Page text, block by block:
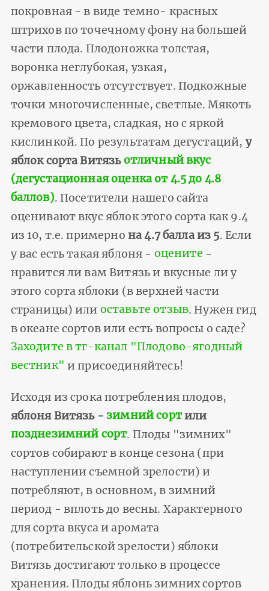
покровная - в виде темно- красных
штрихов по точечному фону на большей
части плода. Плодоножка толстая,
воронка неглубокая, узкая,
оржавленность отсутствует. Подкожные
точки многочисленные, светлые. Мякоть
кремового цвета, сладкая, но с яркой
кислинкой. По результатам дегустаций, у
яблок сорта Витязьотличный вкус
(дегустационная оценка от 4.5 до 4.8
баллов). Посетители нашего сайта
оценивают вкус яблок этого сорта как 9.4
из 10, т.е. примерно на 4.7 балла из 5. Если
у вас есть такая яблоня - оцените -
нравится ли вам Витязь и вкусные ли у
этого сорта яблоки (в верхней части
страницы) или оставьте отзыв. Нужен гид
в океане сортов или есть вопросы о саде?
Заходите в тг-канал "Плодово-ягодный
вестник" и присоединяйтесь!
Исходя из срока потребления плодов,
яблоня Витязь - зимний сортили
позднезимний сорт. Плоды "зимних"
сортов собирают в конце сезона (при
наступлении съемной зрелости) и
потребляют, в основном, в зимний
период - вплоть до весны. Характерного
для сорта вкуса и аромата
(потребительской зрелости) яблоки
Витязь достигают только в процессе
хранения. Плоды яблонь зимних сортов